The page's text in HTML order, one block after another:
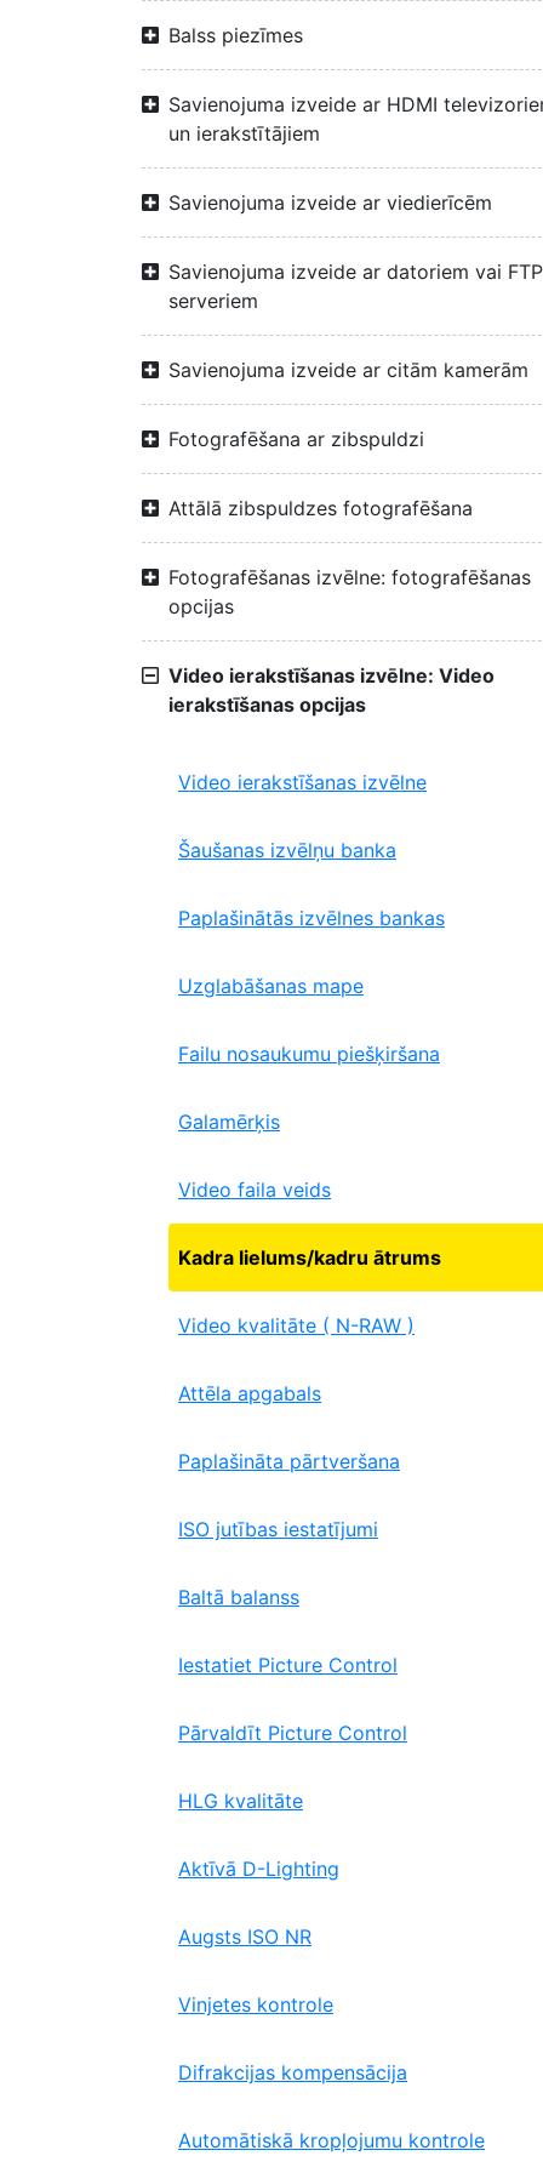
Balss piezīmes
Savienojuma izveide ar HDMI
un ierakstītājiem
Savienojuma izveide ar viedierīcēm
Savienojuma izveide ar datoriem vai FTP
serveriem
Savienojuma izveide ar citām kamerām
Fotografēšana ar zibspuldzi
Attālā zibspuldzes fotografēšana
Fotografēšanas izvēlne: fotografēšanas
opcijas
Video ierakstīšanas izvēlne: Video
ierakstīšanas opcijas
Video ierakstīšanas izvēlne
Šaušanas izvēlņu banka
Paplašinātās izvēlnes bankas
Uzglabāšanas mape
Failu nosaukumu piešķiršana
Galamērķis
Video faila veids
Kadra lielums/kadru ātrums
Video kvalitāte ( N-RAW )
Attēla apgabals
Paplašināta pārtveršana
ISO jutības iestatījumi
Baltā balanss
Iestatiet Picture Control
Pārvaldīt Picture Control
HLG kvalitāte
Aktīvā D-Lighting
Augsts ISO NR
Vinjetes kontrole
Difrakcijas kompensācija
Automātiskā kropļojumu kontrole